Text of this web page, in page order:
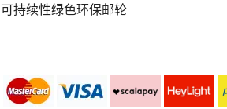
可持续性绿色环保邮轮